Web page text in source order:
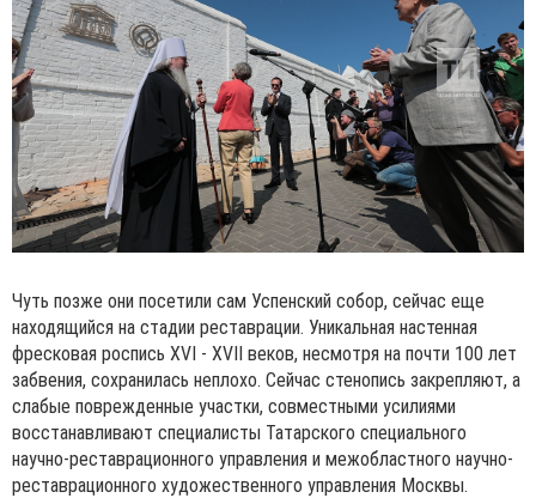
Чуть позже они посетили сам Успенский собор, сейчас еще
находящийся на стадии реставрации. Уникальная настенная
фресковая роспись XVI - XVII веков, несмотря на почти 100 лет
забвения, сохранилась неплохо. Сейчас стенопись закрепляют, а
слабые поврежденные участки, совместными усилиями
восстанавливают специалисты Татарского специального
научно-реставрационного управления и межобластного научно-
реставрационного художественного управления Москвы.